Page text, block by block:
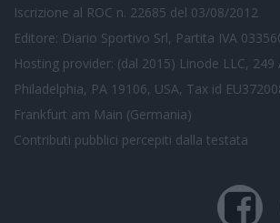
Iscrizione al ROC n. 22685 del 03/08/2012
Editore: Diario Sportivo Srl, Partita IVA
Hosting provider: (dal 2015) Linode LLC, 249
Philadelphia, PA 19106, USA, Tax id
Frankfurt am Main (Germania)
Contributi pubblici percepiti dalla testata